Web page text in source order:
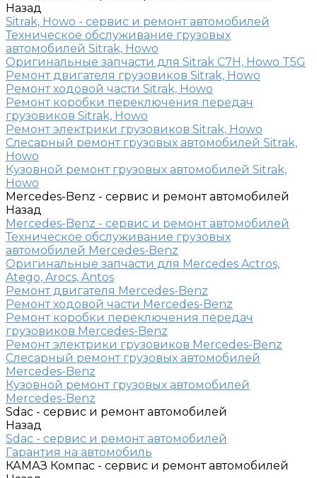
Назад
Sitrak, Howo - сервис и ремонт автомобилей
Техническое обслуживание грузовых
автомобилей Sitrak, Howo
Оригинальные запчасти для Sitrak C7H, Howo T5G
Ремонт двигателя грузовиков Sitrak, Howo
Ремонт ходовой части Sitrak, Howo
Ремонт коробки переключения передач
грузовиков Sitrak, Howo
Ремонт электрики грузовиков Sitrak, Howo
Слесарный ремонт грузовых автомобилей Sitrak,
Howo
Кузовной ремонт грузовых автомобилей Sitrak,
Howo
Mercedes-Benz - сервис и ремонт автомобилей
Назад
Mercedes-Benz - сервис и ремонт автомобилей
Техническое обслуживание грузовых
автомобилей Mercedes-Benz
Оригинальные запчасти для Mercedes Actros,
Atego, Arocs, Antos
Ремонт двигателя Mercedes-Benz
Ремонт ходовой части Mercedes-Benz
Ремонт коробки переключения передач
грузовиков Mercedes-Benz
Ремонт электрики грузовиков Mercedes-Benz
Слесарный ремонт грузовых автомобилей
Mercedes-Benz
Кузовной ремонт грузовых автомобилей
Mercedes-Benz
Sdac - сервис и ремонт автомобилей
Назад
Sdac - сервис и ремонт автомобилей
Гарантия на автомобиль
КАМАЗ Компас - сервис и ремонт автомобилей